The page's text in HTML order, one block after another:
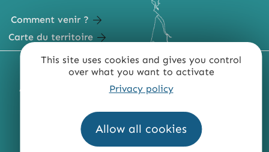
This site uses cookies and gives you control
over what you want to activate
Privacy policy
Allow all cookies
Comment venir ?
Carte du territoire
MENTIONS LÉGALES PLAN DU SITE
ACCESSIBILITÉ : NON CONFORME
QUI SOMMES-NOUS ?